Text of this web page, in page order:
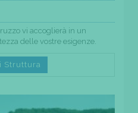
vi accoglierà in un
delle vostre esigenze.
Struttura